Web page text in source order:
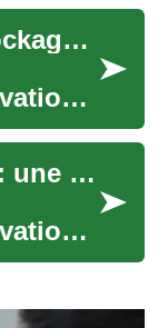
pour
Batteries solaires : stockage d'énergie pour la maison
du
les
Les batteries solaires : une solution de stockage d'énergie pour votre maison
du
les